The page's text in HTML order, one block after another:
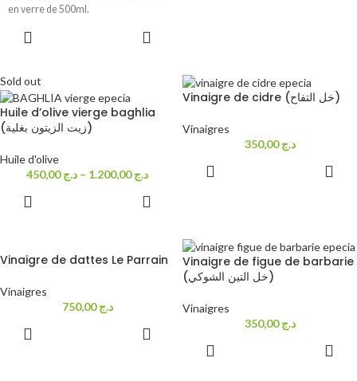
en verre de 500ml.
Sold out
Huile d’olive vierge baghlia
(زيت الزيتون بغلية)
Huile d'olive
د.ج450,00 – د.ج1.200,00
Vinaigre de cidre (خل التفاح)
Vinaigres
د.ج350,00
Vinaigre de dattes Le Parrain
Vinaigres
د.ج750,00
Vinaigre de figue de barbarie
(خل التين الشوكي)
Vinaigres
د.ج350,00